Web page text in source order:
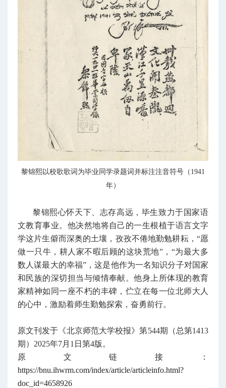
黎锦熙以校歌歌词为毕业同学录题词并标注注音符号（1941
年）
黎锦熙心怀天下、志存高远，毕生致力于国家语
文教育事业。他决然地将自己的一生根植于语言文字
学这片生僻而深奥的土壤，孜孜不倦地勤勉耕耘，“愿
做一只牛，耕人家不暇后顾的这块荒地”，“为最大多
数人谋最大的幸福”，这是他作为一名知识分子对国家
和民族的深切担当与倾情奉献。他身上所体现的教育
家精神如同一座不朽的丰碑，伫立在每一位北师大人
的心中，激励着师生勤勉探索，奋勇前行。
原文刊发于《北京师范大学校报》第544期（总第1413
期）2025年7月1日第4版。
原文链接：
https://bnu.ihwrm.com/index/article/articleinfo.html?
doc_id=4658926